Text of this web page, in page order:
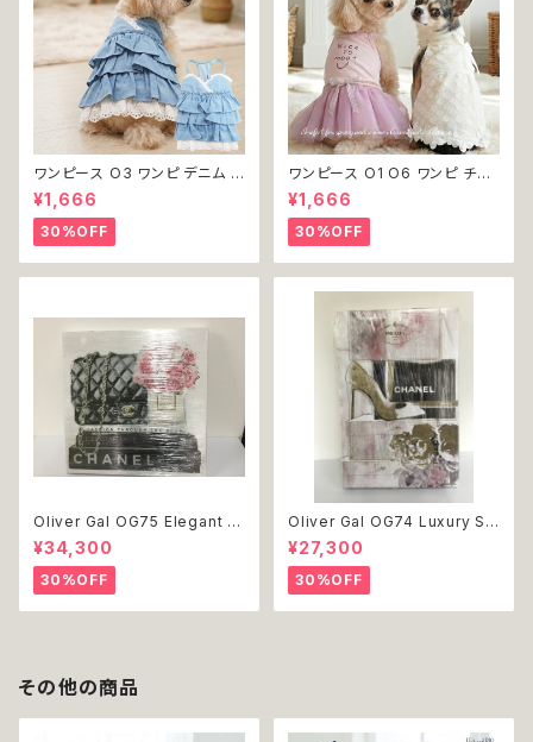
ワンピース O3 ワンピ デニム プ
リーツ レース 女の子 犬 犬服
小型 猫 服 洋服 ペット dog ド
ッグウェア おしゃれ かわいい 返
品交換不可
¥1,666
30%OFF
ワンピース O1 O6 ワンピ チュ
ール レース 花 フラワー 女の子
犬 犬服 小型 猫 服 洋服 ペット
dog ドッグウェア おしゃれ かわ
いい 返品交換不可
¥1,666
30%OFF
Oliver Gal OG75 Elegant E
ssentials Paris 絵 アート イ
ンテリア お祝い 贈り物 プレゼ
ント 結婚 新築 開店 周年 バー
スデイ 誕生日 ご褒美
¥34,300
30%OFF
Oliver Gal OG74 Luxury St
acked Shoes Rose Giftbo
x 絵 アート インテリア お祝い
贈り物 プレゼント 結婚 新築 開
店 周年 バースデイ 誕生日 ご褒
美
¥27,300
30%OFF
その他の商品